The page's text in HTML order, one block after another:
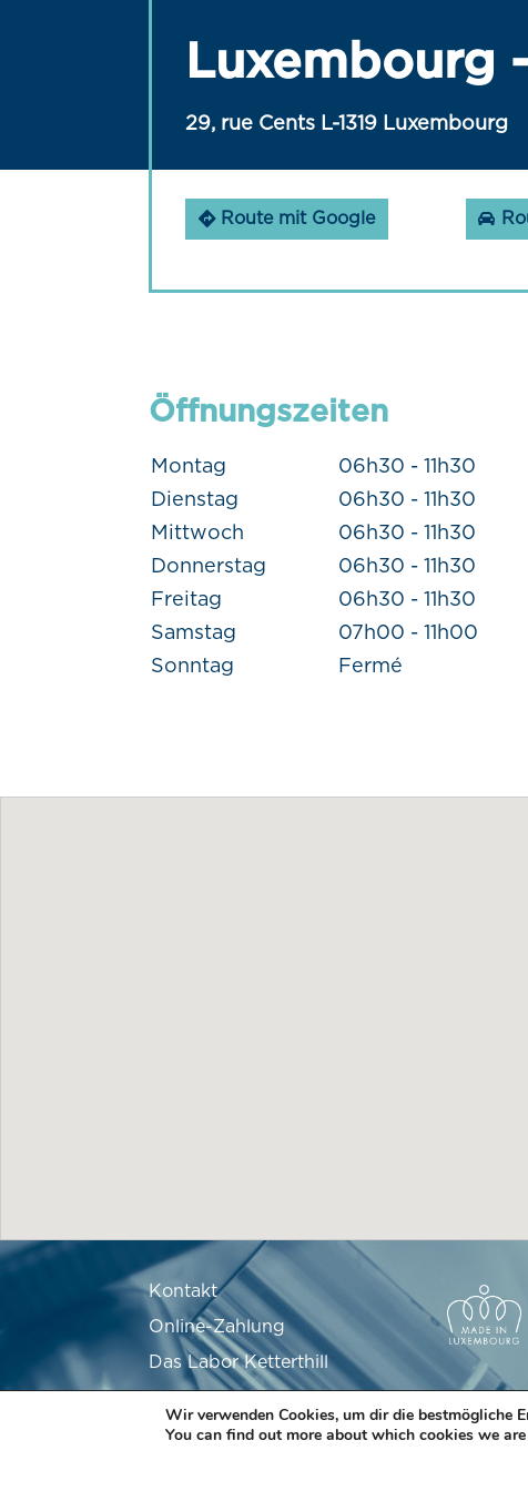
Luxembourg
29, rue Cents L-1319 Luxembourg
Route mit Google
Öffnungszeiten
Montag
06h30 - 11h30
Dienstag
06h30 - 11h30
Mittwoch
06h30 - 11h30
Donnerstag
06h30 - 11h30
Freitag
06h30 - 11h30
Samstag
07h00 - 11h00
Sonntag
Fermé
Kontakt
Online-Zahlung
Das Labor Ketterthill
Partner
Wir verwenden Cookies, um dir die bestmögliche
You can find out more about which cookies we